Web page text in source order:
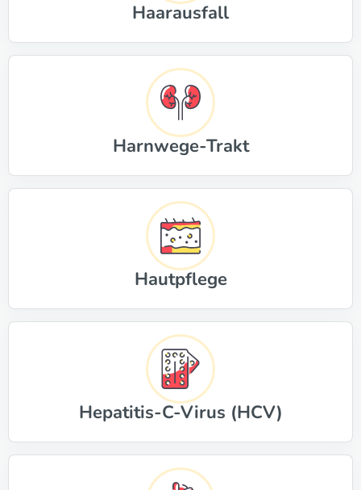
Haarausfall
Harnwege-Trakt
Hautpflege
Hepatitis-C-Virus (HCV)